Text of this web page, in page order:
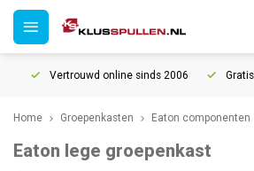
Vertrouwd online sinds 2006 Gratis
Home Groepenkasten Eaton componenten
Eaton lege groepenkast